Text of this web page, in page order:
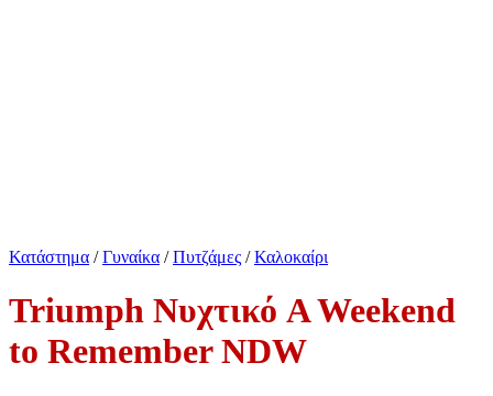
Κατάστημα / Γυναίκα / Πυτζάμες / Καλοκαίρι
Triumph Νυχτικό A Weekend
to Remember NDW